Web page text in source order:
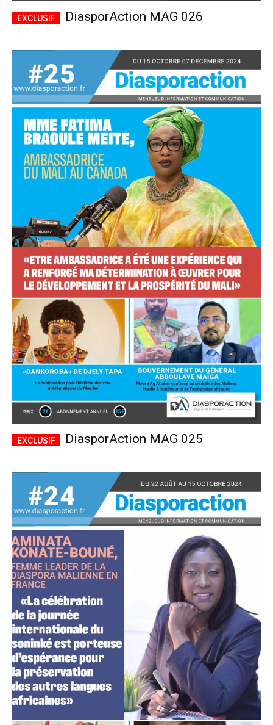
Accès complet
$22 / anplaceholder text
Tous les articles
Annonces
ANNUEL MENSUEL
CHOISIR LE FORFAIT
DiasporAction MAG 026
DiasporAction MAG 025